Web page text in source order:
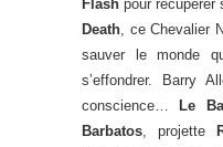
Flash pour récupérer
Death, ce Chevalier
sauver le monde
s’effondrer. Barry
conscience…
Le
Barbatos, projette